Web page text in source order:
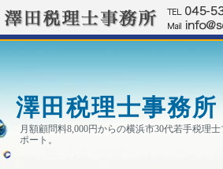
澤田税理士事務所
月額顧問料8,000円からの横浜市30代若手税理
ポート。